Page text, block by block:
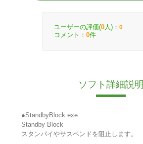
ユーザーの評価(0 人)： 0
コメント： 0件
ソフト詳細説明
●StandbyBlock.exe
Standby Block
スタンバイやサスペンドを阻止します。